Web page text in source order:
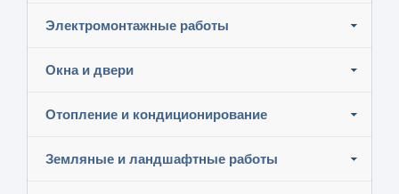
Электромонтажные работы
Окна и двери
Отопление и кондиционирование
Земляные и ландшафтные работы